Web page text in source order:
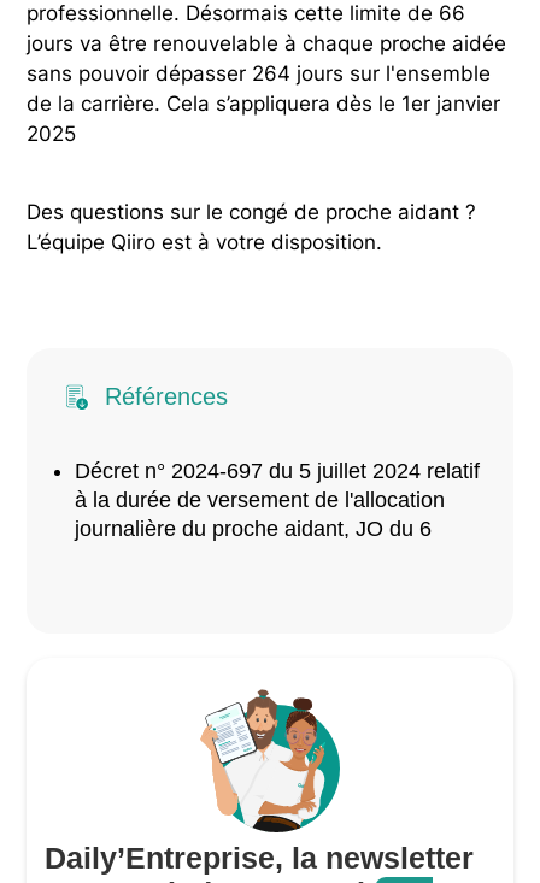
professionnelle. Désormais cette limite de 66
jours va être renouvelable à chaque proche aidée
sans pouvoir dépasser 264 jours sur l'ensemble
de la carrière. Cela s’appliquera dès le 1er janvier
2025
Des questions sur le congé de proche aidant ?
L’équipe Qiiro est à votre disposition.
Références
Décret n° 2024-697 du 5 juillet 2024 relatif
à la durée de versement de l'allocation
journalière du proche aidant, JO du 6
Daily’Entreprise, la newsletter